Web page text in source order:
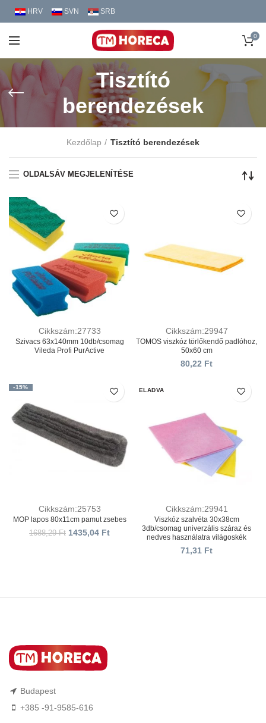
HRV SVN SRB
0
Tisztító
berendezések
Kezdőlap Tisztító berendezések
OLDALSÁV MEGJELENÍTÉSE
Cikkszám:27733
Szivacs 63x140mm 10db/csomag
Vileda Profi PurActive
Cikkszám:29947
TOMOS viszkóz törlőkendő padlóhoz,
50х60 cm
80,22 Ft
-15%
Cikkszám:25753
MOP lapos 80х11cm pamut zsebes
1688,29Ft 1435,04 Ft
ELADVA
Cikkszám:29941
Viszkóz szalvéta 30х38cm
3db/csomag univerzális száraz és
nedves használatra világoskék
71,31 Ft
Budapest
+385 -91-9585-616